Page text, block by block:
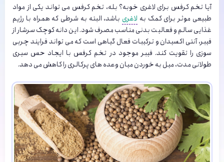
آیا تخم کرفس برای لاغری خوبه؟ بله، تخم کرفس می تواند یکی از مواد
طبیعی موثر برای کمک به لاغری باشد، البته به شرطی که همراه با رژیم
غذایی سالم و فعالیت بدنی مناسب مصرف شود. این دانه کوچک سرشار از
فیبر، آنتی اکسیدان و ترکیبات فعال گیاهی است که می تواند فرایند چربی
سوزی را تقویت کند. فیبر موجود در تخم کرفس با ایجاد حس سیری
طولانی مدت، میل به خوردن میان وعده های پرکالری را کاهش می دهد.